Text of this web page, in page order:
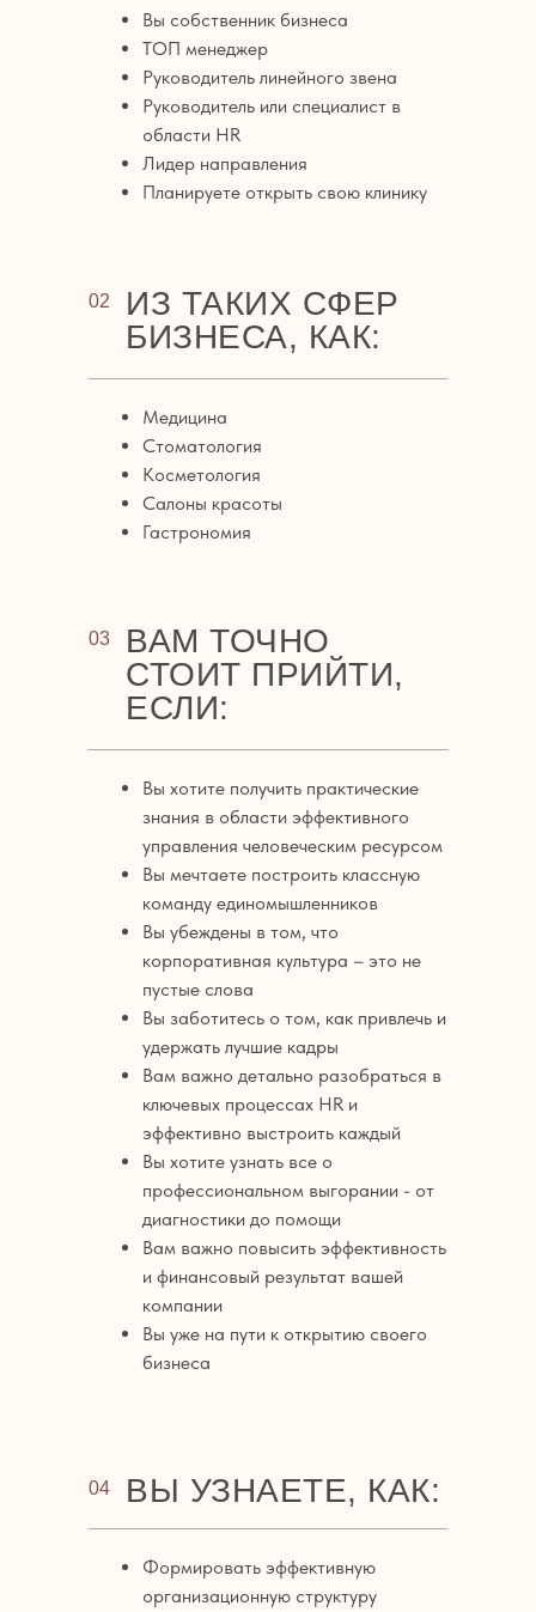
Вы собственник бизнеса
ТОП менеджер
Руководитель линейного звена
Руководитель или специалист в
области HR
Лидер направления
Планируете открыть свою клинику
ИЗ ТАКИХ СФЕР
БИЗНЕСА, КАК:
Медицина
Стоматология
Косметология
Салоны красоты
Гастрономия
02
ВАМ ТОЧНО
СТОИТ ПРИЙТИ,
ЕСЛИ:
Вы хотите получить практические
знания в области эффективного
управления человеческим ресурсом
Вы мечтаете построить классную
команду единомышленников
Вы убеждены в том, что
корпоративная культура – это не
пустые слова
Вы заботитесь о том, как привлечь и
удержать лучшие кадры
Вам важно детально разобраться в
ключевых процессах HR и
эффективно выстроить каждый
Вы хотите узнать все о
профессиональном выгорании - от
диагностики до помощи
Вам важно повысить эффективность
и финансовый результат вашей
компании
Вы уже на пути к открытию своего
бизнеса
03
ВЫ УЗНАЕТЕ, КАК:
Формировать эффективную
организационную структуру
04